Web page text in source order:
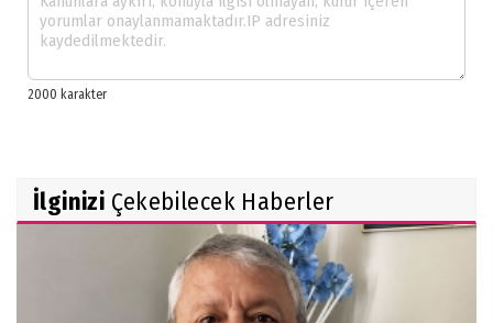
İlginizi Çekebilecek Haberler